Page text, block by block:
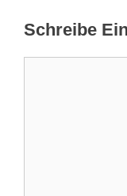
Schreibe